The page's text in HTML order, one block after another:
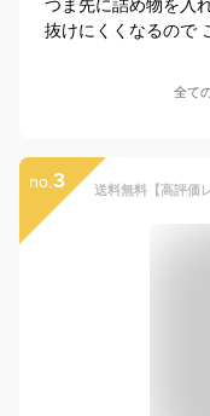
つま先に詰め物を入
抜けにくくなるので
全て
no. 3